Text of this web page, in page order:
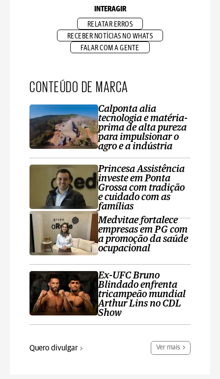
INTERAGIR
RELATAR ERROS
RECEBER NOTÍCIAS NO WHATS
FALAR COM A GENTE
CONTEÚDO DE MARCA
Calponta alia
tecnologia e matéria-
prima de alta pureza
para impulsionar o
agro e a indústria
Princesa Assistência
investe em Ponta
Grossa com tradição
e cuidado com as
famílias
Medvitae fortalece
empresas em PG com
a promoção da saúde
ocupacional
Ex-UFC Bruno
Blindado enfrenta
tricampeão mundial
Arthur Lins no CDL
Show
Quero divulgar Ver mais